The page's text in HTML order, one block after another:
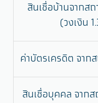
สินเชื่อบ้านจากส
(วงเงิน
ค่าบัตรเครดิต จาก
สินเชื่อบุคคล จาก